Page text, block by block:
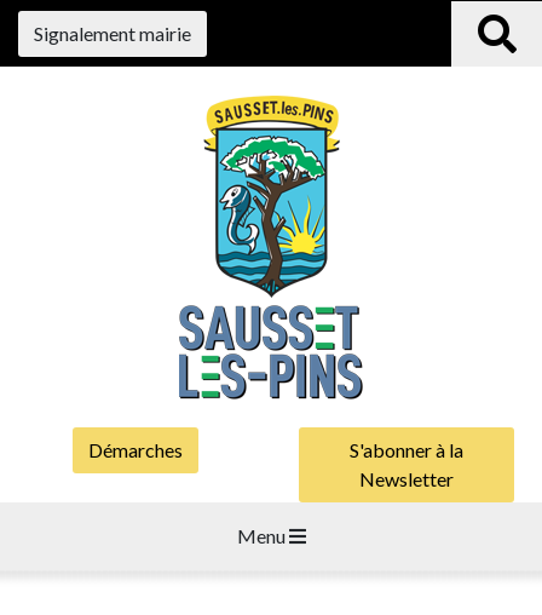
Signalement mairie
Démarches
S'abonner à la
Newsletter
Menu